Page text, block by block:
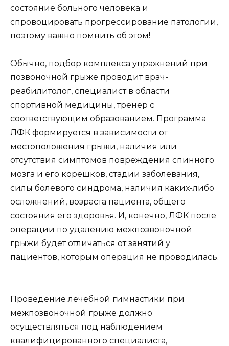
состояние больного человека и
спровоцировать прогрессирование патологии,
поэтому важно помнить об этом!
Обычно, подбор комплекса упражнений при
позвоночной грыже проводит врач-
реабилитолог, специалист в области
спортивной медицины, тренер с
соответствующим образованием. Программа
ЛФК формируется в зависимости от
местоположения грыжи, наличия или
отсутствия симптомов повреждения спинного
мозга и его корешков, стадии заболевания,
силы болевого синдрома, наличия каких-либо
осложнений, возраста пациента, общего
состояния его здоровья. И, конечно, ЛФК после
операции по удалению межпозвоночной
грыжи будет отличаться от занятий у
пациентов, которым операция не проводилась.
Проведение лечебной гимнастики при
межпозвоночной грыже должно
осуществляться под наблюдением
квалифицированного специалиста,